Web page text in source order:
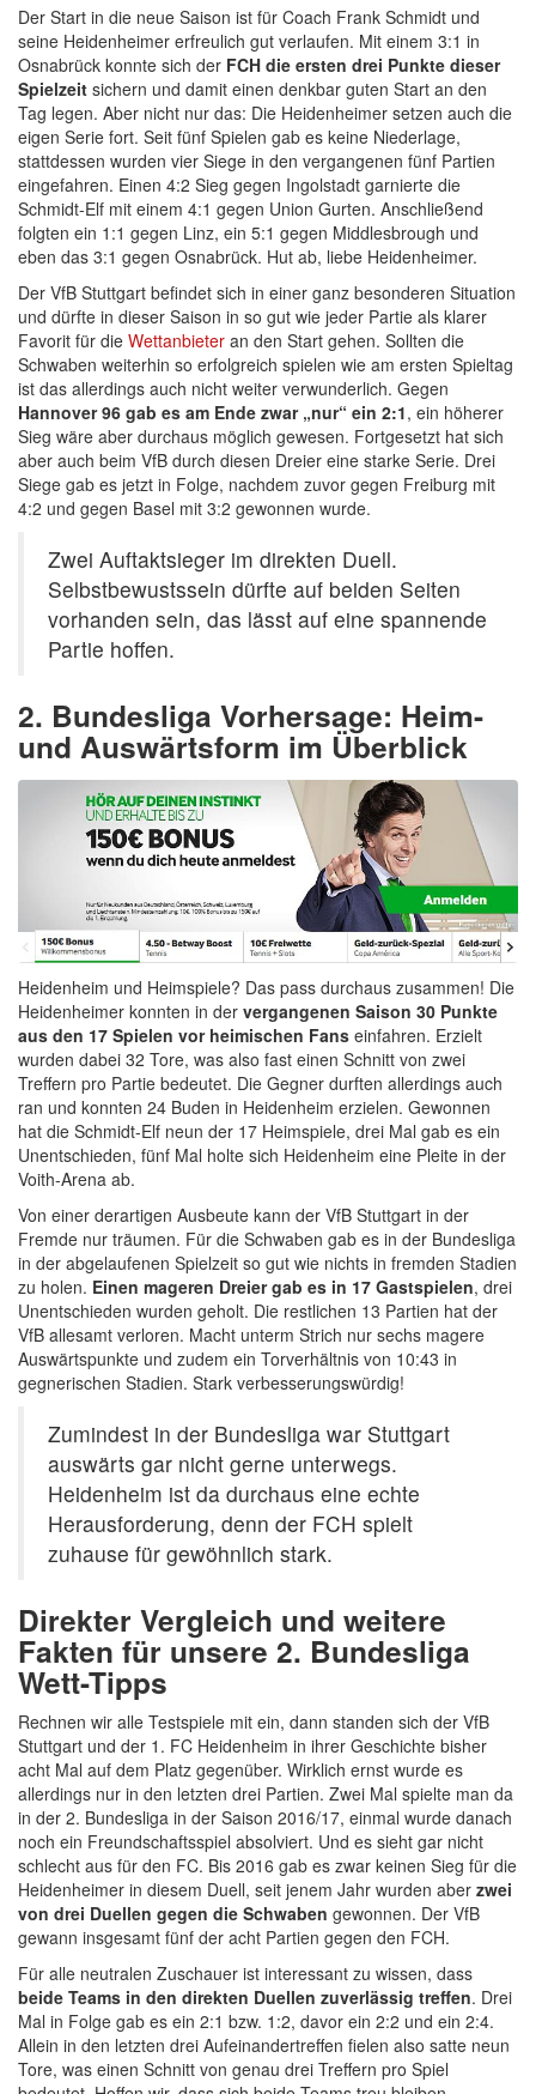
Der Start in die neue Saison ist für Coach Frank Schmidt und
seine Heidenheimer erfreulich gut verlaufen. Mit einem 3:1 in
Osnabrück konnte sich der FCH die ersten drei Punkte dieser
Spielzeit sichern und damit einen denkbar guten Start an den
Tag legen. Aber nicht nur das: Die Heidenheimer setzen auch die
eigen Serie fort. Seit fünf Spielen gab es keine Niederlage,
stattdessen wurden vier Siege in den vergangenen fünf Partien
eingefahren. Einen 4:2 Sieg gegen Ingolstadt garnierte die
Schmidt-Elf mit einem 4:1 gegen Union Gurten. Anschließend
folgten ein 1:1 gegen Linz, ein 5:1 gegen Middlesbrough und
eben das 3:1 gegen Osnabrück. Hut ab, liebe Heidenheimer.
Der VfB Stuttgart befindet sich in einer ganz besonderen Situation
und dürfte in dieser Saison in so gut wie jeder Partie als klarer
Favorit für die Wettanbieter an den Start gehen. Sollten die
Schwaben weiterhin so erfolgreich spielen wie am ersten Spieltag
ist das allerdings auch nicht weiter verwunderlich. Gegen
Hannover 96 gab es am Ende zwar „nur“ ein 2:1, ein höherer
Sieg wäre aber durchaus möglich gewesen. Fortgesetzt hat sich
aber auch beim VfB durch diesen Dreier eine starke Serie. Drei
Siege gab es jetzt in Folge, nachdem zuvor gegen Freiburg mit
4:2 und gegen Basel mit 3:2 gewonnen wurde.
Zwei Auftaktsieger im direkten Duell.
Selbstbewustssein dürfte auf beiden Seiten
vorhanden sein, das lässt auf eine spannende
Partie hoffen.
2. Bundesliga Vorhersage: Heim-
und Auswärtsform im Überblick
Heidenheim und Heimspiele? Das pass durchaus zusammen! Die
Heidenheimer konnten in der vergangenen Saison 30 Punkte
aus den 17 Spielen vor heimischen Fans einfahren. Erzielt
wurden dabei 32 Tore, was also fast einen Schnitt von zwei
Treffern pro Partie bedeutet. Die Gegner durften allerdings auch
ran und konnten 24 Buden in Heidenheim erzielen. Gewonnen
hat die Schmidt-Elf neun der 17 Heimspiele, drei Mal gab es ein
Unentschieden, fünf Mal holte sich Heidenheim eine Pleite in der
Voith-Arena ab.
Von einer derartigen Ausbeute kann der VfB Stuttgart in der
Fremde nur träumen. Für die Schwaben gab es in der Bundesliga
in der abgelaufenen Spielzeit so gut wie nichts in fremden Stadien
zu holen. Einen mageren Dreier gab es in 17 Gastspielen, drei
Unentschieden wurden geholt. Die restlichen 13 Partien hat der
VfB allesamt verloren. Macht unterm Strich nur sechs magere
Auswärtspunkte und zudem ein Torverhältnis von 10:43 in
gegnerischen Stadien. Stark verbesserungswürdig!
Zumindest in der Bundesliga war Stuttgart
auswärts gar nicht gerne unterwegs.
Heidenheim ist da durchaus eine echte
Herausforderung, denn der FCH spielt
zuhause für gewöhnlich stark.
Direkter Vergleich und weitere
Fakten für unsere 2. Bundesliga
Wett-Tipps
Rechnen wir alle Testspiele mit ein, dann standen sich der VfB
Stuttgart und der 1. FC Heidenheim in ihrer Geschichte bisher
acht Mal auf dem Platz gegenüber. Wirklich ernst wurde es
allerdings nur in den letzten drei Partien. Zwei Mal spielte man da
in der 2. Bundesliga in der Saison 2016/17, einmal wurde danach
noch ein Freundschaftsspiel absolviert. Und es sieht gar nicht
schlecht aus für den FC. Bis 2016 gab es zwar keinen Sieg für die
Heidenheimer in diesem Duell, seit jenem Jahr wurden aber zwei
von drei Duellen gegen die Schwaben gewonnen. Der VfB
gewann insgesamt fünf der acht Partien gegen den FCH.
Für alle neutralen Zuschauer ist interessant zu wissen, dass
beide Teams in den direkten Duellen zuverlässig treffen. Drei
Mal in Folge gab es ein 2:1 bzw. 1:2, davor ein 2:2 und ein 2:4.
Allein in den letzten drei Aufeinandertreffen fielen also satte neun
Tore, was einen Schnitt von genau drei Treffern pro Spiel